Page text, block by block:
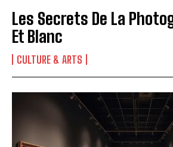
Les Secrets De La
Et Blanc
CULTURE & ARTS